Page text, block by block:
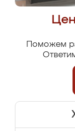
Поможем